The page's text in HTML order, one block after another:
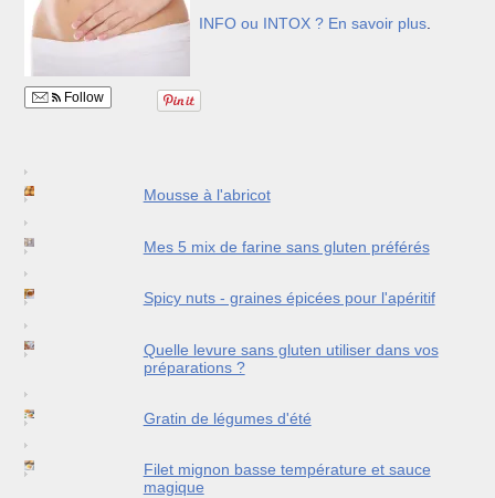
INFO ou INTOX ? En savoir plus.
Follow
Mousse à l'abricot
Mes 5 mix de farine sans gluten préférés
Spicy nuts - graines épicées pour l'apéritif
Quelle levure sans gluten utiliser dans vos
préparations ?
Gratin de légumes d'été
Filet mignon basse température et sauce
magique